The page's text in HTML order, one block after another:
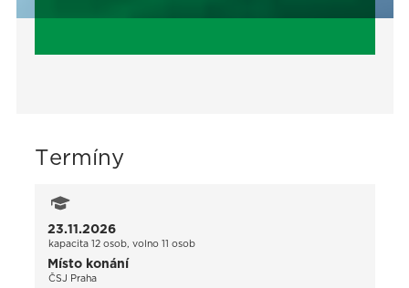
Termíny
23.11.2026
kapacita 12 osob, volno 11 osob
Místo konání
ČSJ Praha